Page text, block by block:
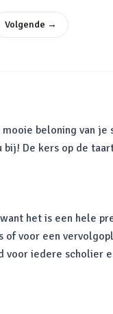
Volgende →
beloning van
De kers op de
het is een hele
voor een
voor iedere scholier